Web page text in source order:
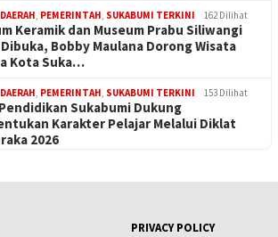
DAERAH, PEMERINTAH, SUKABUMI TERKINI 162 Dilihat
Keramik dan Museum Prabu Siliwangi
Dibuka, Bobby Maulana Dorong Wisata
Kota Suka…
DAERAH, PEMERINTAH, SUKABUMI TERKINI 153 Dilihat
Sukabumi Dukung
Karakter Pelajar Melalui Diklat
2026
PRIVACY POLICY